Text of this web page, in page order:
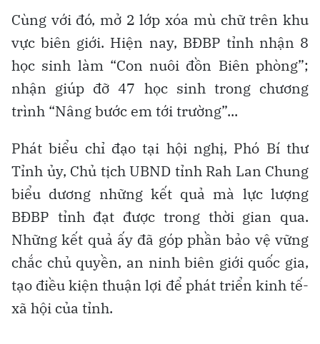
Cùng với đó, mở 2 lớp xóa mù chữ trên khu
vực biên giới. Hiện nay, BĐBP tỉnh nhận 8
học sinh làm “Con nuôi đồn Biên phòng”;
nhận giúp đỡ 47 học sinh trong chương
trình “Nâng bước em tới trường”...
Phát biểu chỉ đạo tại hội nghị, Phó Bí thư
Tỉnh ủy, Chủ tịch UBND tỉnh Rah Lan Chung
biểu dương những kết quả mà lực lượng
BĐBP tỉnh đạt được trong thời gian qua.
Những kết quả ấy đã góp phần bảo vệ vững
chắc chủ quyền, an ninh biên giới quốc gia,
tạo điều kiện thuận lợi để phát triển kinh tế-
xã hội của tỉnh.